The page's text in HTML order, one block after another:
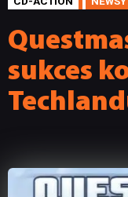
sukces